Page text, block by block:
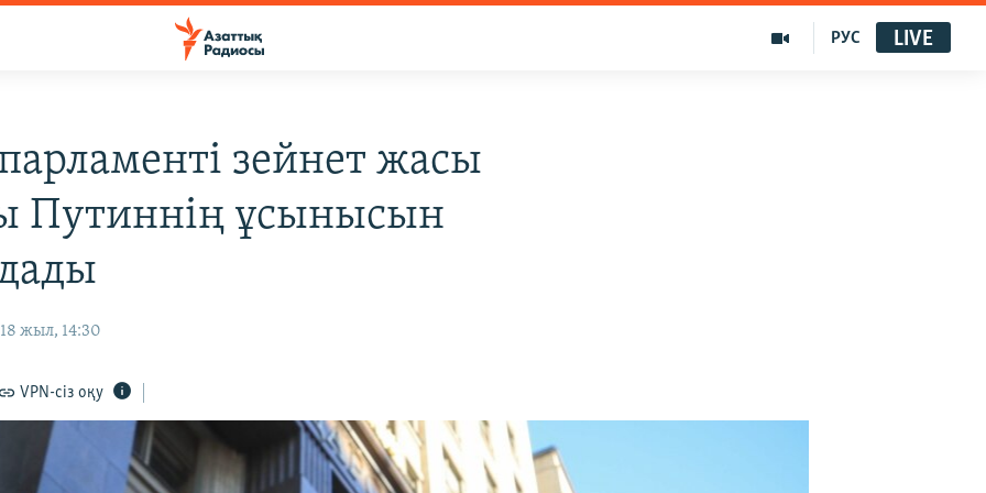
РУС LIVE
зейнет жасы
Путиннің ұсынысын
жыл, 14:30
VPN-сіз оқу